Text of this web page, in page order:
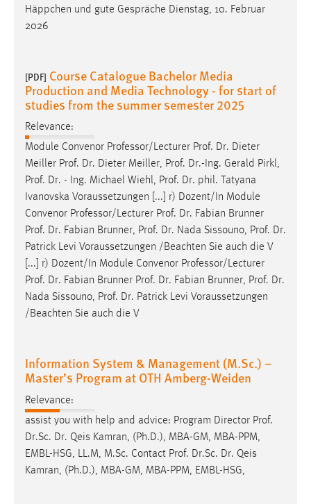
Häppchen und gute Gespräche Dienstag, 10. Februar
2026
[PDF] Course Catalogue Bachelor Media
Production and Media Technology - for start of
studies from the summer semester 2025
Relevance:
Module Convenor Professor/Lecturer Prof. Dr. Dieter
Meiller Prof. Dr. Dieter Meiller, Prof. Dr.-Ing. Gerald Pirkl,
Prof. Dr. - Ing. Michael Wiehl, Prof. Dr. phil. Tatyana
Ivanovska Voraussetzungen [...] r) Dozent/In Module
Convenor Professor/Lecturer Prof. Dr. Fabian Brunner
Prof. Dr. Fabian Brunner, Prof. Dr. Nada Sissouno, Prof. Dr.
Patrick Levi Voraussetzungen /Beachten Sie auch die V
[...] r) Dozent/In Module Convenor Professor/Lecturer
Prof. Dr. Fabian Brunner Prof. Dr. Fabian Brunner, Prof. Dr.
Nada Sissouno, Prof. Dr. Patrick Levi Voraussetzungen
/Beachten Sie auch die V
Information System & Management (M.Sc.) –
Master’s Program at OTH Amberg-Weiden
Relevance:
assist you with help and advice: Program Director Prof.
Dr.Sc. Dr. Qeis Kamran, (Ph.D.), MBA-GM, MBA-PPM,
EMBL-HSG, LL.M, M.Sc. Contact Prof. Dr.Sc. Dr. Qeis
Kamran, (Ph.D.), MBA-GM, MBA-PPM, EMBL-HSG,